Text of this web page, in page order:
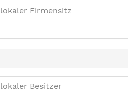
lokaler Firmensitz
lokaler Besitzer